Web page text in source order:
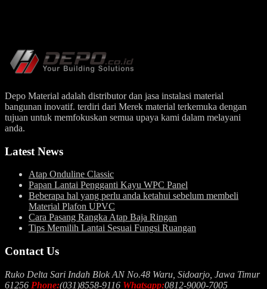
Depo Material adalah distributor dan jasa instalasi material
bangunan inovatif. terdiri dari Merek material terkemuka dengan
tujuan untuk memfokuskan semua upaya kami dalam melayani
anda.
Latest News
Atap Onduline Classic
Papan Lantai Pengganti Kayu WPC Panel
Beberapa hal yang perlu anda ketahui sebelum membeli
Material Plafon UPVC
Cara Pasang Rangka Atap Baja Ringan
Tips Memilih Lantai Sesuai Fungsi Ruangan
Contact Us
Ruko Delta Sari Indah Blok AN No.48 Waru, Sidoarjo, Jawa Timur
61256 Phone:(031)8558-9116 Whatsapp:0812-9000-7005